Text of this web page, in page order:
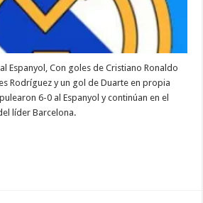
Espanyol, Con goles de Cristiano Ronaldo
Rodríguez y un gol de Duarte en propia
6-0 al Espanyol y continúan en el
líder Barcelona.